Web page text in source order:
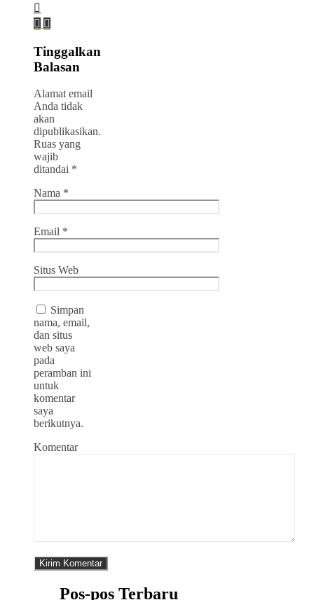
Tinggalkan
Balasan
Alamat email
Anda tidak
akan
dipublikasikan.
Ruas yang
wajib
ditandai *
Nama *
Email *
Situs Web
Simpan
nama, email,
dan situs
web saya
pada
peramban ini
untuk
komentar
saya
berikutnya.
Komentar
Pos-pos Terbaru